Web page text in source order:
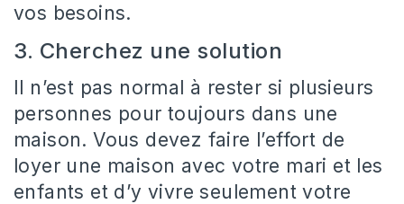
vos besoins.
3. Cherchez une solution
Il n’est pas normal à rester si plusieurs
personnes pour toujours dans une
maison. Vous devez faire l’effort de
loyer une maison avec votre mari et les
enfants et d’y vivre seulement votre